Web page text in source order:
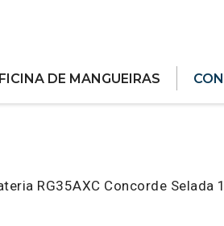
DE MANGUEIRAS
RG35AXC Concorde Selada